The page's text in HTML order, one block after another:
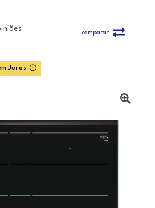
comparar
Juros